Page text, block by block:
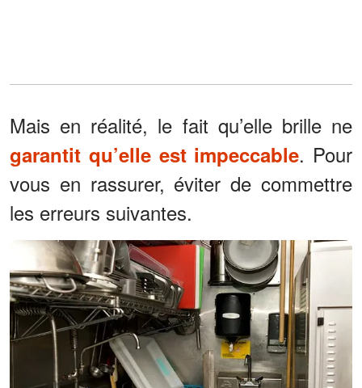
Mais en réalité, le fait qu’elle brille ne
garantit qu’elle est impeccable. Pour
vous en rassurer, éviter de commettre
les erreurs suivantes.